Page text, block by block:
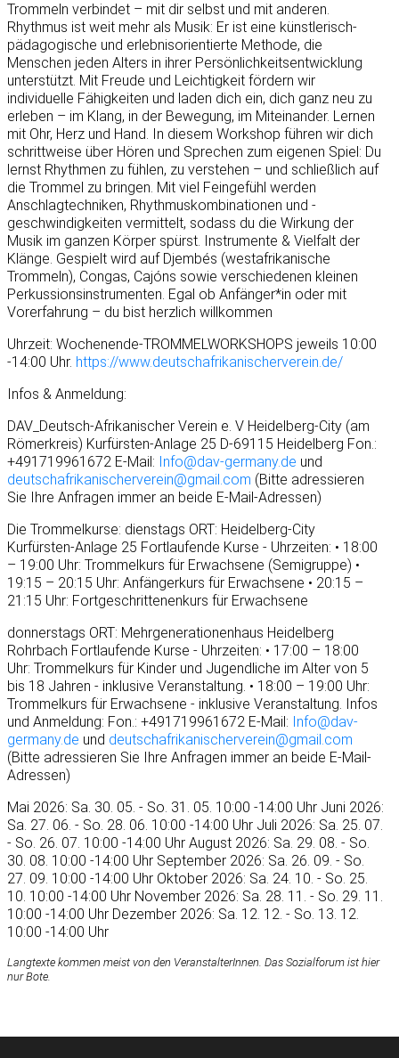
Trommeln verbindet – mit dir selbst und mit anderen.
Rhythmus ist weit mehr als Musik: Er ist eine künstlerisch-
pädagogische und erlebnisorientierte Methode, die
Menschen jeden Alters in ihrer Persönlichkeitsentwicklung
unterstützt. Mit Freude und Leichtigkeit fördern wir
individuelle Fähigkeiten und laden dich ein, dich ganz neu zu
erleben – im Klang, in der Bewegung, im Miteinander. Lernen
mit Ohr, Herz und Hand. In diesem Workshop führen wir dich
schrittweise über Hören und Sprechen zum eigenen Spiel: Du
lernst Rhythmen zu fühlen, zu verstehen – und schließlich auf
die Trommel zu bringen. Mit viel Feingefühl werden
Anschlagtechniken, Rhythmuskombinationen und -
geschwindigkeiten vermittelt, sodass du die Wirkung der
Musik im ganzen Körper spürst. Instrumente & Vielfalt der
Klänge. Gespielt wird auf Djembés (westafrikanische
Trommeln), Congas, Cajóns sowie verschiedenen kleinen
Perkussionsinstrumenten. Egal ob Anfänger*in oder mit
Vorerfahrung – du bist herzlich willkommen
Uhrzeit: Wochenende-TROMMELWORKSHOPS jeweils 10:00
-14:00 Uhr. https://www.deutschafrikanischerverein.de/
Infos & Anmeldung:
DAV_Deutsch-Afrikanischer Verein e. V Heidelberg-City (am
Römerkreis) Kurfürsten-Anlage 25 D-69115 Heidelberg Fon.:
+491719961672 E-Mail: Info@dav-germany.de und
deutschafrikanischerverein@gmail.com (Bitte adressieren
Sie Ihre Anfragen immer an beide E-Mail-Adressen)
Die Trommelkurse: dienstags ORT: Heidelberg-City
Kurfürsten-Anlage 25 Fortlaufende Kurse - Uhrzeiten: • 18:00
– 19:00 Uhr: Trommelkurs für Erwachsene (Semigruppe) •
19:15 – 20:15 Uhr: Anfängerkurs für Erwachsene • 20:15 –
21:15 Uhr: Fortgeschrittenenkurs für Erwachsene
donnerstags ORT: Mehrgenerationenhaus Heidelberg
Rohrbach Fortlaufende Kurse - Uhrzeiten: • 17:00 – 18:00
Uhr: Trommelkurs für Kinder und Jugendliche im Alter von 5
bis 18 Jahren - inklusive Veranstaltung. • 18:00 – 19:00 Uhr:
Trommelkurs für Erwachsene - inklusive Veranstaltung. Infos
und Anmeldung: Fon.: +491719961672 E-Mail: Info@dav-
germany.de und deutschafrikanischerverein@gmail.com
(Bitte adressieren Sie Ihre Anfragen immer an beide E-Mail-
Adressen)
Mai 2026: Sa. 30. 05. - So. 31. 05. 10:00 -14:00 Uhr Juni 2026:
Sa. 27. 06. - So. 28. 06. 10:00 -14:00 Uhr Juli 2026: Sa. 25. 07.
- So. 26. 07. 10:00 -14:00 Uhr August 2026: Sa. 29. 08. - So.
30. 08. 10:00 -14:00 Uhr September 2026: Sa. 26. 09. - So.
27. 09. 10:00 -14:00 Uhr Oktober 2026: Sa. 24. 10. - So. 25.
10. 10:00 -14:00 Uhr November 2026: Sa. 28. 11. - So. 29. 11.
10:00 -14:00 Uhr Dezember 2026: Sa. 12. 12. - So. 13. 12.
10:00 -14:00 Uhr
Langtexte kommen meist von den VeranstalterInnen. Das Sozialforum ist hier
nur Bote.